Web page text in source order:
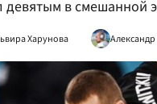
девятым в смешанной
Харунова